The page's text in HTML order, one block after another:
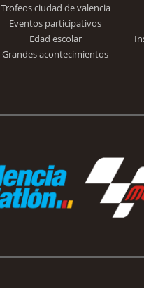
Trinidad Alfonso
Trofeos ciudad de valencia
Eventos participativos
Edad escolar
Grandes acontecimientos